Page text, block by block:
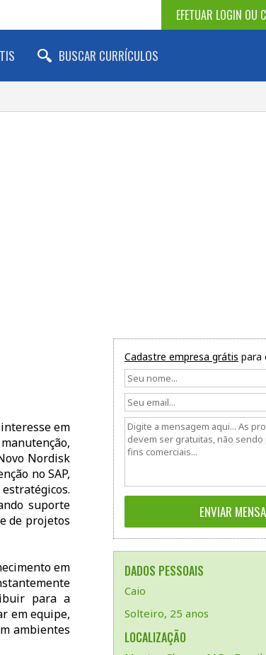
EFETUAR LOGIN OU
BUSCAR CURRÍCULOS
Cadastre empresa grátis para
DADOS PESSOAIS
Caio
Solteiro, 25 anos
LOCALIZAÇÃO
em
Nordisk
no SAP,
suporte
de projetos
em
para a
em equipe,
ambientes